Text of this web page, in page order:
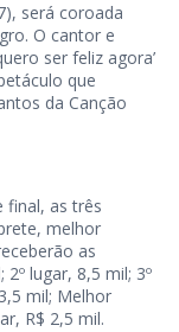
será coroada
O cantor e
ser feliz agora’
que
da Canção
final, as três
melhor
as
lugar, 8,5 mil; 3º
mil; Melhor
R$ 2,5 mil.